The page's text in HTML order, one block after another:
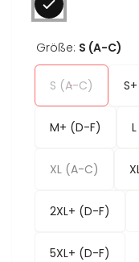
Größe: S (A-C)
S (A-C)
M+ (D-F)
XL (A-C)
2XL+ (D-F)
5XL+ (D-F)